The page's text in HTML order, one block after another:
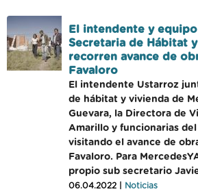
El intendente y
Secretaria de Hábitat
recorren avance de
Favaloro
El intendente Ustarroz
de hábitat y vivienda de
Guevara, la Directora de
Amarillo y funcionarias
visitando el avance de
Favaloro. Para
propio sub secretario
06.04.2022 | Noticias